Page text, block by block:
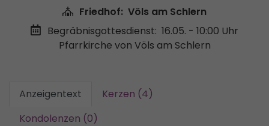
Friedhof: Völs am Schlern
Begräbnisgottesdienst: 16.05. - 10:00 Uhr
Pfarrkirche von Völs am Schlern
Anzeigentext
Kerzen (4)
Kondolenzen (0)